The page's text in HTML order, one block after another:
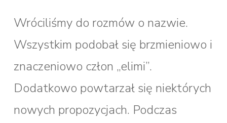
Wróciliśmy do rozmów o nazwie.
Wszystkim podobał się brzmieniowo i
znaczeniowo człon „elimi”.
Dodatkowo powtarzał się niektórych
nowych propozycjach. Podczas